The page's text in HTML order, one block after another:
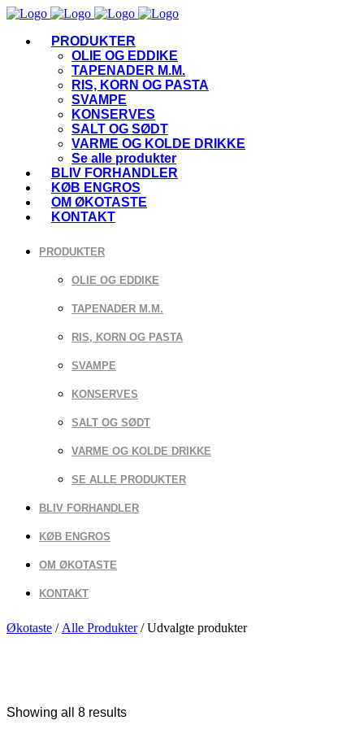
PRODUKTER
OLIE OG EDDIKE
TAPENADER M.M.
RIS, KORN OG PASTA
SVAMPE
KONSERVES
SALT OG SØDT
VARME OG KOLDE DRIKKE
Se alle produkter
BLIV FORHANDLER
KØB ENGROS
OM ØKOTASTE
KONTAKT
PRODUKTER
OLIE OG EDDIKE
TAPENADER M.M.
RIS, KORN OG PASTA
SVAMPE
KONSERVES
SALT OG SØDT
VARME OG KOLDE DRIKKE
SE ALLE PRODUKTER
BLIV FORHANDLER
KØB ENGROS
OM ØKOTASTE
KONTAKT
Økotaste / Alle Produkter/Udvalgte produkter
Showing all 8 results